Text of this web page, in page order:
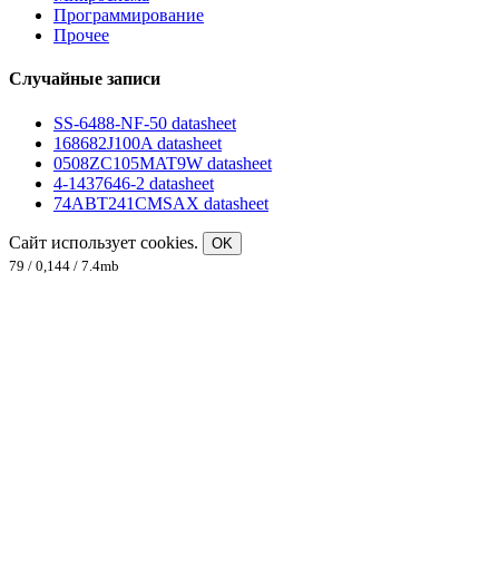
Программирование
Прочее
Случайные записи
SS-6488-NF-50 datasheet
168682J100A datasheet
0508ZC105MAT9W datasheet
4-1437646-2 datasheet
74ABT241CMSAX datasheet
Сайт использует cookies.
OK
79 / 0,144 / 7.4mb